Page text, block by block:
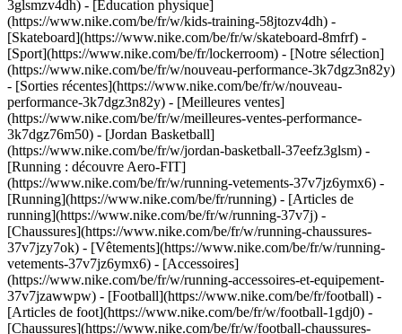
3glsmzv4dh) - [Éducation physique]
(https://www.nike.com/be/fr/w/kids-training-58jtozv4dh) -
[Skateboard](https://www.nike.com/be/fr/w/skateboard-8mfrf) -
[Sport](https://www.nike.com/be/fr/lockerroom) - [Notre sélection]
(https://www.nike.com/be/fr/w/nouveau-performance-3k7dgz3n82y)
- [Sorties récentes](https://www.nike.com/be/fr/w/nouveau-
performance-3k7dgz3n82y) - [Meilleures ventes]
(https://www.nike.com/be/fr/w/meilleures-ventes-performance-
3k7dgz76m50) - [Jordan Basketball]
(https://www.nike.com/be/fr/w/jordan-basketball-37eefz3glsm) -
[Running : découvre Aero-FIT]
(https://www.nike.com/be/fr/w/running-vetements-37v7jz6ymx6) -
[Running](https://www.nike.com/be/fr/running) - [Articles de
running](https://www.nike.com/be/fr/w/running-37v7j) -
[Chaussures](https://www.nike.com/be/fr/w/running-chaussures-
37v7jzy7ok) - [Vêtements](https://www.nike.com/be/fr/w/running-
vetements-37v7jz6ymx6) - [Accessoires]
(https://www.nike.com/be/fr/w/running-accessoires-et-equipement-
37v7jzawwpw) - [Football](https://www.nike.com/be/fr/football) -
[Articles de foot](https://www.nike.com/be/fr/w/football-1gdj0) -
[Chaussures](https://www.nike.com/be/fr/w/football-chaussures-